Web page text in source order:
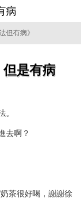
病
但有病》
但是有病
。
去啊？
茶很好喝，謝謝徐